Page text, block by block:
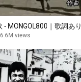
小さな恋の歌 - MONGOL800｜歌詞あり
6.6M views